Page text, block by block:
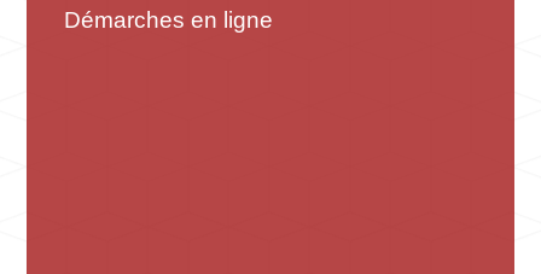
Démarches en ligne